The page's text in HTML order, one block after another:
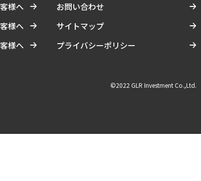
様へ
様へ
様へ
お問い合わせ
サイトマップ
プライバシーポリシー
©2022 GLR Investment Co.,Ltd.